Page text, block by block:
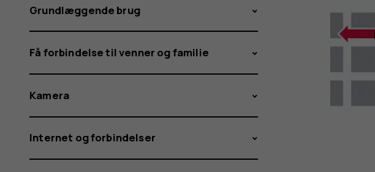
Grundlæggende brug
Få forbindelse til venner og familie
Kamera
Internet og forbindelser